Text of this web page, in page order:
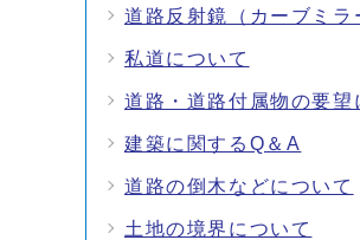
道路反射鏡（カーブミラ
私道について
道路・道路付属物の要望
建築に関するQ＆A
道路の倒木などについて
土地の境界について